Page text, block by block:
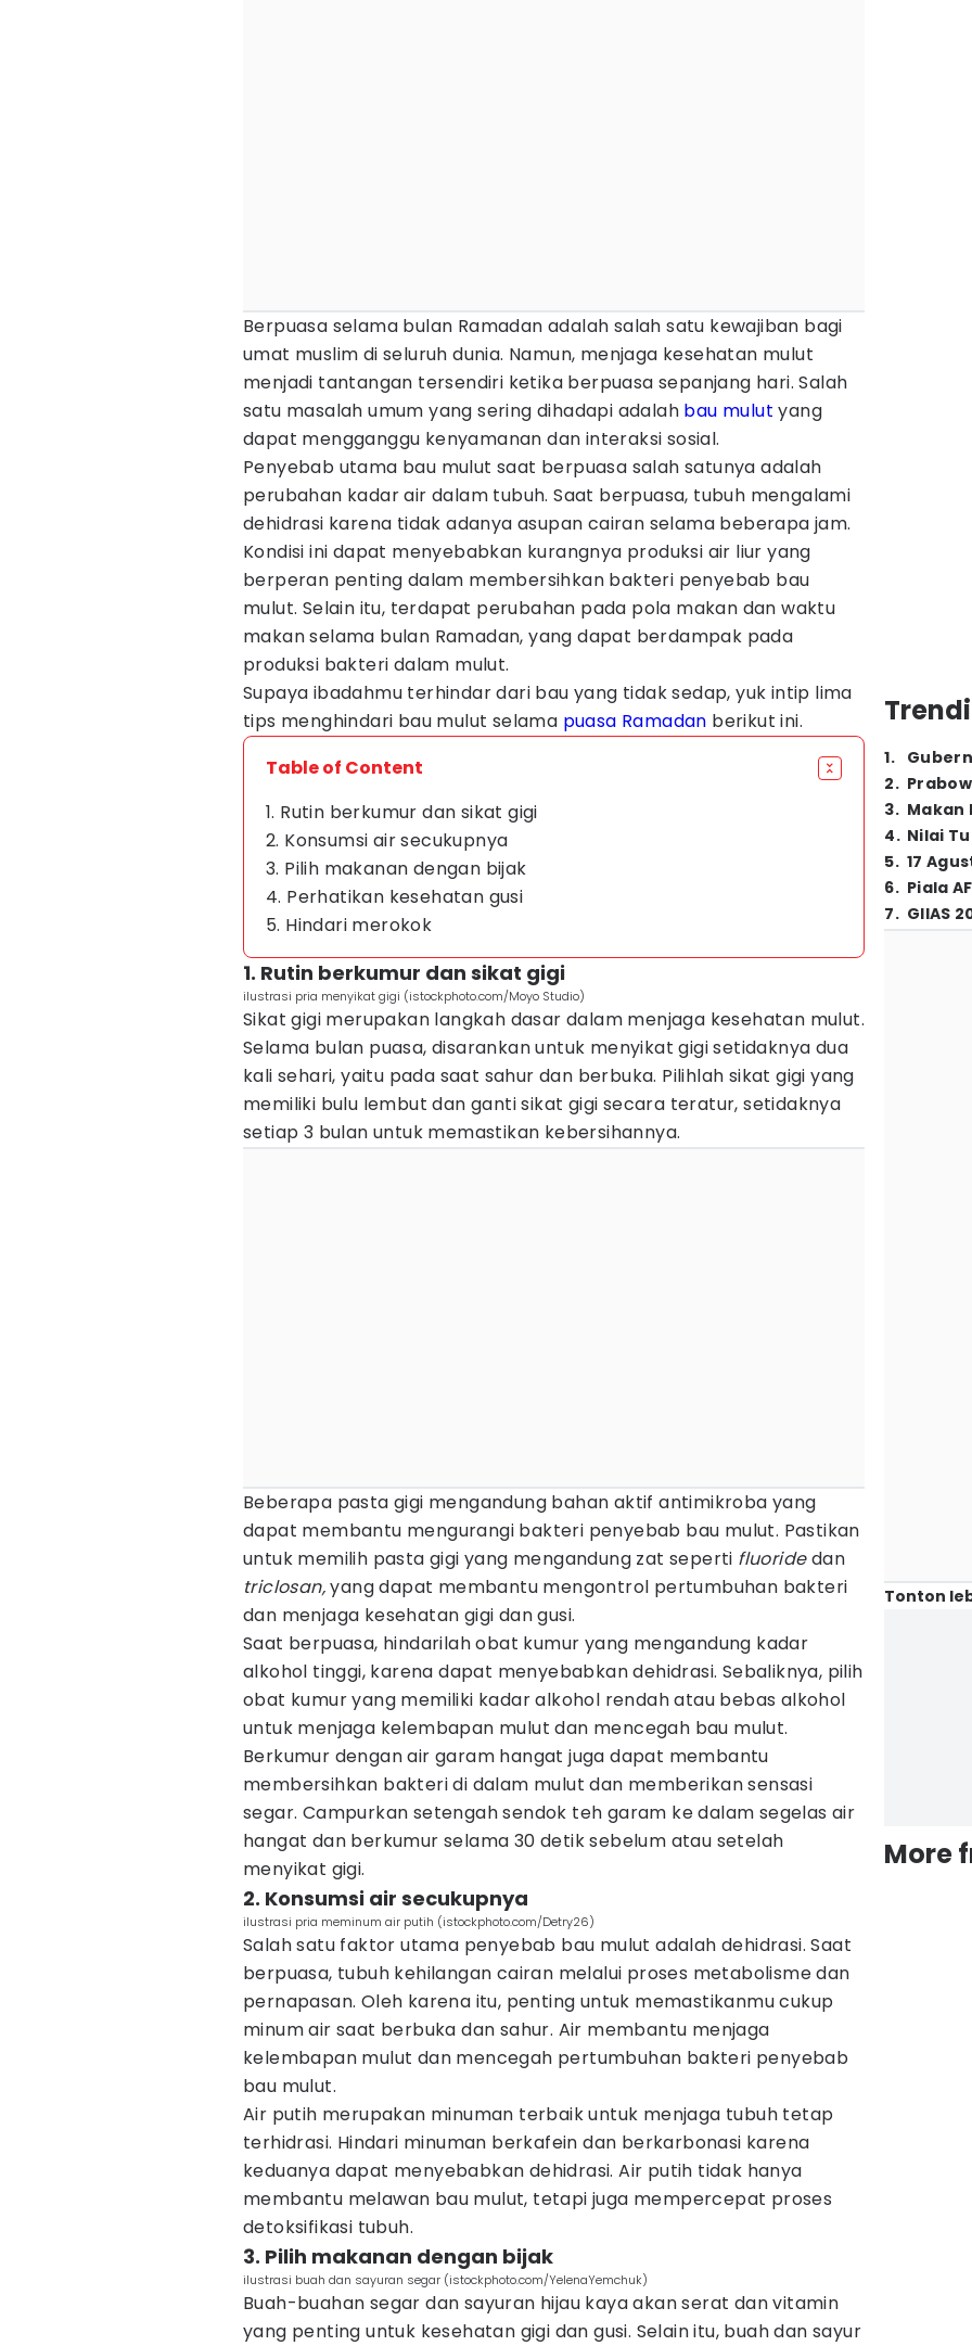
Berpuasa selama bulan Ramadan adalah salah satu kewajiban bagi
umat muslim di seluruh dunia. Namun, menjaga kesehatan mulut
menjadi tantangan tersendiri ketika berpuasa sepanjang hari. Salah
satu masalah umum yang sering dihadapi adalah bau mulut yang
dapat mengganggu kenyamanan dan interaksi sosial.
Penyebab utama bau mulut saat berpuasa salah satunya adalah
perubahan kadar air dalam tubuh. Saat berpuasa, tubuh mengalami
dehidrasi karena tidak adanya asupan cairan selama beberapa jam.
Kondisi ini dapat menyebabkan kurangnya produksi air liur yang
berperan penting dalam membersihkan bakteri penyebab bau
mulut. Selain itu, terdapat perubahan pada pola makan dan waktu
makan selama bulan Ramadan, yang dapat berdampak pada
produksi bakteri dalam mulut.
Supaya ibadahmu terhindar dari bau yang tidak sedap, yuk intip lima
tips menghindari bau mulut selama puasa Ramadan berikut ini.
Table of Content
1. Rutin berkumur dan sikat gigi
2. Konsumsi air secukupnya
3. Pilih makanan dengan bijak
4. Perhatikan kesehatan gusi
5. Hindari merokok
1. Rutin berkumur dan sikat gigi
ilustrasi pria menyikat gigi (istockphoto.com/Moyo Studio)
Sikat gigi merupakan langkah dasar dalam menjaga kesehatan mulut.
Selama bulan puasa, disarankan untuk menyikat gigi setidaknya dua
kali sehari, yaitu pada saat sahur dan berbuka. Pilihlah sikat gigi yang
memiliki bulu lembut dan ganti sikat gigi secara teratur, setidaknya
setiap 3 bulan untuk memastikan kebersihannya.
Beberapa pasta gigi mengandung bahan aktif antimikroba yang
dapat membantu mengurangi bakteri penyebab bau mulut. Pastikan
untuk memilih pasta gigi yang mengandung zat seperti fluoridedan
triclosan,yang dapat membantu mengontrol pertumbuhan bakteri
dan menjaga kesehatan gigi dan gusi.
Saat berpuasa, hindarilah obat kumur yang mengandung kadar
alkohol tinggi, karena dapat menyebabkan dehidrasi. Sebaliknya, pilih
obat kumur yang memiliki kadar alkohol rendah atau bebas alkohol
untuk menjaga kelembapan mulut dan mencegah bau mulut.
Berkumur dengan air garam hangat juga dapat membantu
membersihkan bakteri di dalam mulut dan memberikan sensasi
segar. Campurkan setengah sendok teh garam ke dalam segelas air
hangat dan berkumur selama 30 detik sebelum atau setelah
menyikat gigi.
2. Konsumsi air secukupnya
ilustrasi pria meminum air putih (istockphoto.com/Detry26)
Salah satu faktor utama penyebab bau mulut adalah dehidrasi. Saat
berpuasa, tubuh kehilangan cairan melalui proses metabolisme dan
pernapasan. Oleh karena itu, penting untuk memastikanmu cukup
minum air saat berbuka dan sahur. Air membantu menjaga
kelembapan mulut dan mencegah pertumbuhan bakteri penyebab
bau mulut.
Air putih merupakan minuman terbaik untuk menjaga tubuh tetap
terhidrasi. Hindari minuman berkafein dan berkarbonasi karena
keduanya dapat menyebabkan dehidrasi. Air putih tidak hanya
membantu melawan bau mulut, tetapi juga mempercepat proses
detoksifikasi tubuh.
3. Pilih makanan dengan bijak
ilustrasi buah dan sayuran segar (istockphoto.com/YelenaYemchuk)
Buah-buahan segar dan sayuran hijau kaya akan serat dan vitamin
yang penting untuk kesehatan gigi dan gusi. Selain itu, buah dan sayur
1.
2.
3. Makan
4. Nilai
5. 17
6. Piala
7. GIIAS
Tonton
More